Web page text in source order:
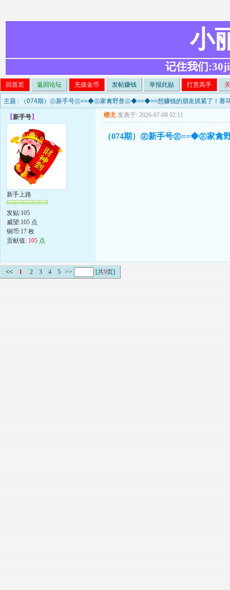
小
记住我们
回首页 返回论坛 充值金币 发帖赚钱 举报此贴 打赏高手
主题 : （074期）㊣新手号㊣==◆㊣家禽野兽㊣◆==◆==想赚钱的朋友抓紧了！赛
【新手号】
新手上路
发贴:105
威望:105 点
铜币:17 枚
贡献值: 105 点
楼主 发表于: 2026-07-08 02:11
（074期）㊣新手号㊣==◆㊣家
<< 1 2 3 4 5 >> [共9页]